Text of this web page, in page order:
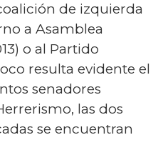
de izquierda
a Asamblea
o al Partido
resulta evidente el
senadores
las dos
se encuentran